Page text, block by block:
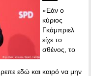
«Εάν ο
κύριος
Γκάμπριελ
είχε το
σθένος, το
εδώ και καιρό να μην